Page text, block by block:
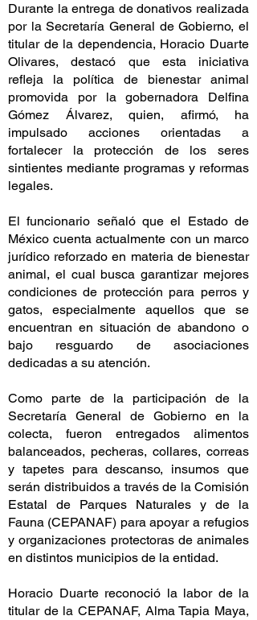
Durante la entrega de donativos realizada
por la Secretaría General de Gobierno, el
titular de la dependencia, Horacio Duarte
Olivares, destacó que esta iniciativa
refleja la política de bienestar animal
promovida por la gobernadora Delfina
Gómez Álvarez, quien, afirmó, ha
impulsado acciones orientadas a
fortalecer la protección de los seres
sintientes mediante programas y reformas
legales.
El funcionario señaló que el Estado de
México cuenta actualmente con un marco
jurídico reforzado en materia de bienestar
animal, el cual busca garantizar mejores
condiciones de protección para perros y
gatos, especialmente aquellos que se
encuentran en situación de abandono o
bajo resguardo de asociaciones
dedicadas a su atención.
Como parte de la participación de la
Secretaría General de Gobierno en la
colecta, fueron entregados alimentos
balanceados, pecheras, collares, correas
y tapetes para descanso, insumos que
serán distribuidos a través de la Comisión
Estatal de Parques Naturales y de la
Fauna (CEPANAF) para apoyar a refugios
y organizaciones protectoras de animales
en distintos municipios de la entidad.
Horacio Duarte reconoció la labor de la
titular de la CEPANAF, Alma Tapia Maya,